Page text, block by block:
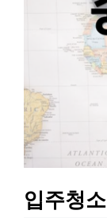
입주청